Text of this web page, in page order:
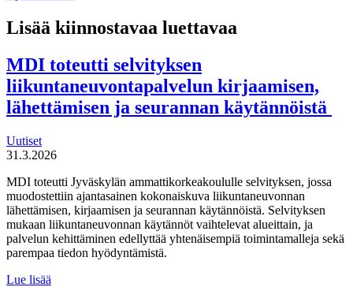
Lisää kiinnostavaa luettavaa
MDI toteutti selvityksen
liikuntaneuvontapalvelun kirjaamisen,
lähettämisen ja seurannan käytännöistä
Uutiset
31.3.2026
MDI toteutti Jyväskylän ammattikorkeakoululle selvityksen, jossa
muodostettiin ajantasainen kokonaiskuva liikuntaneuvonnan
lähettämisen, kirjaamisen ja seurannan käytännöistä. Selvityksen
mukaan liikuntaneuvonnan käytännöt vaihtelevat alueittain, ja
palvelun kehittäminen edellyttää yhtenäisempiä toimintamalleja sekä
parempaa tiedon hyödyntämistä.
Lue lisää